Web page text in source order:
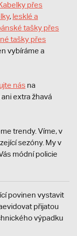
přes
, lesklé a
tašky přes
tašky přes
vybíráme a
nás na
extra žhavá
trendy. Víme, v
sezóny. My v
módní policie
povinen vystavit
přijatou
výpadku